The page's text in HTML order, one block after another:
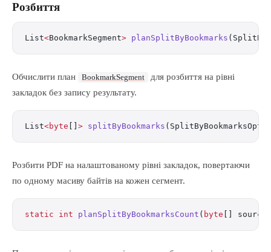
Розбиття
List<BookmarkSegment> planSplitByBookmarks
Обчислити план BookmarkSegment
для розбиття на рівні
закладок без запису результату.
List<byte > splitByBookmarks
Розбити PDF на налаштованому рівні закладок, повертаючи
по одному масиву байтів на кожен сегмент.
static int planSplitByBookmarksCount ( byte []